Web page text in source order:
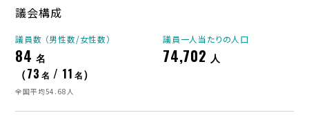
議会構成
議員数 （男性数/女性数）
84 名
（73 名 / 11 名）
全国平均54.68人
議員一人当たりの人口
74,702 人